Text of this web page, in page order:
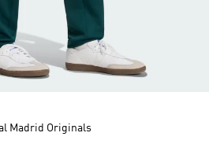
Madrid Originals